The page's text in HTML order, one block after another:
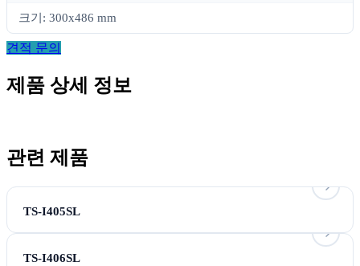
크기: 300x486 mm
견적 문의
제품 상세 정보
관련 제품
TS-I405SL
TS-I406SL